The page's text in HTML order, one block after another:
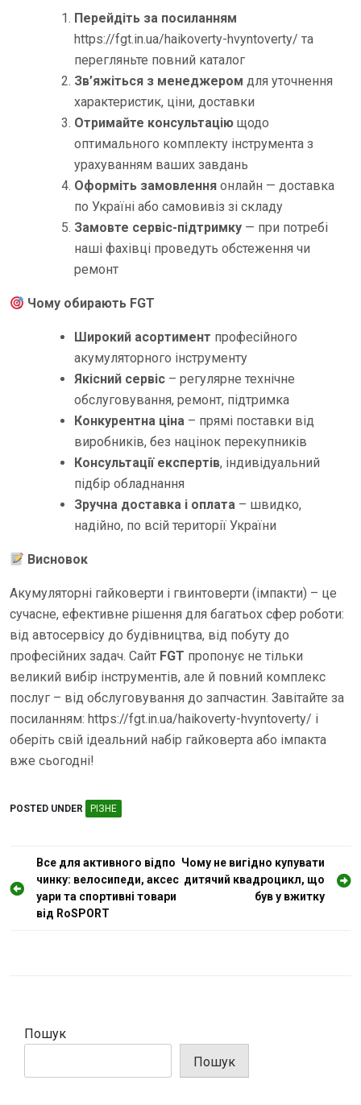
Перейдіть за посиланням
https://fgt.in.ua/haikoverty-hvyntoverty/ та
перегляньте повний каталог
Зв’яжіться з менеджером для уточнення
характеристик, ціни, доставки
Отримайте консультацію щодо
оптимального комплекту інструмента з
урахуванням ваших завдань
Оформіть замовлення онлайн — доставка
по Україні або самовивіз зі складу
Замовте сервіс-підтримку — при потребі
наші фахівці проведуть обстеження чи
ремонт
Чому обирають FGT
Широкий асортимент професійного
акумуляторного інструменту
Якісний сервіс – регулярне технічне
обслуговування, ремонт, підтримка
Конкурентна ціна – прямі поставки від
виробників, без націнок перекупників
Консультації експертів, індивідуальний
підбір обладнання
Зручна доставка і оплата – швидко,
надійно, по всій території України
Висновок
Акумуляторні гайковерти і гвинтоверти (імпакти) – це
сучасне, ефективне рішення для багатьох сфер роботи:
від автосервісу до будівництва, від побуту до
професійних задач. Сайт FGT пропонує не тільки
великий вибір інструментів, але й повний комплекс
послуг – від обслуговування до запчастин. Завітайте за
посиланням: https://fgt.in.ua/haikoverty-hvyntoverty/ і
оберіть свій ідеальний набір гайковерта або імпакта
вже сьогодні!
POSTED UNDER РІЗНЕ
а
Все для активного відпо
чинку: велосипеди, аксес
уари та спортивні товари
від RoSPORT
Чому не вигідно купувати
дитячий квадроцикл, що
був у вжитку
Пошук
Пошук